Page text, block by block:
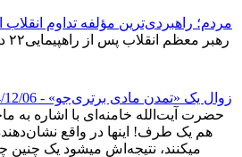
مردم؛ راهبردی‌ترین مؤلفه تداوم انقلاب
زوال یک «تمدن مادی برتری‌جو» - 1404/12/06
حضرت آیت‌الله خامنه‌ای با اشاره به
هم یک طرف! اینها در واقع
میکنند، نتیجه‌اش میشود یک چنین